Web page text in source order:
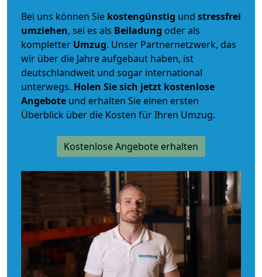
Bei uns können Sie kostengünstig und stressfrei
umziehen, sei es als Beiladung oder als
kompletter Umzug. Unser Partnernetzwerk, das
wir über die Jahre aufgebaut haben, ist
deutschlandweit und sogar international
unterwegs. Holen Sie sich jetzt kostenlose
Angebote und erhalten Sie einen ersten
Überblick über die Kosten für Ihren Umzug.
Kostenlose Angebote erhalten